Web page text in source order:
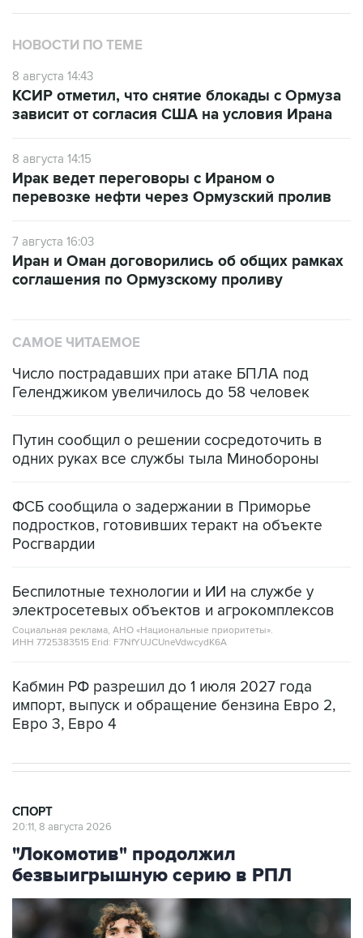
НОВОСТИ ПО ТЕМЕ
8 августа 14:43
КСИР отметил, что снятие блокады с Ормуза
зависит от согласия США на условия Ирана
8 августа 14:15
Ирак ведет переговоры с Ираном о
перевозке нефти через Ормузский пролив
7 августа 16:03
Иран и Оман договорились об общих рамках
соглашения по Ормузскому проливу
САМОЕ ЧИТАЕМОЕ
Число пострадавших при атаке БПЛА под
Геленджиком увеличилось до 58 человек
Путин сообщил о решении сосредоточить в
одних руках все службы тыла Минобороны
ФСБ сообщила о задержании в Приморье
подростков, готовивших теракт на объекте
Росгвардии
Беспилотные технологии и ИИ на службе у
электросетевых объектов и агрокомплексов
Социальная реклама, АНО «Национальные приоритеты».
ИНН 7725383515 Erid: F7NfYUJCUneVdwcydK6A
Кабмин РФ разрешил до 1 июля 2027 года
импорт, выпуск и обращение бензина Евро 2,
Евро 3, Евро 4
СПОРТ
20:11, 8 августа 2026
"Локомотив" продолжил
безвыигрышную серию в РПЛ